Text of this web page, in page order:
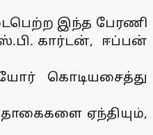
இந்த பேரணி
கார்டன், ஈப்பன்
கொடியசைத்து
ஏந்தியும்,